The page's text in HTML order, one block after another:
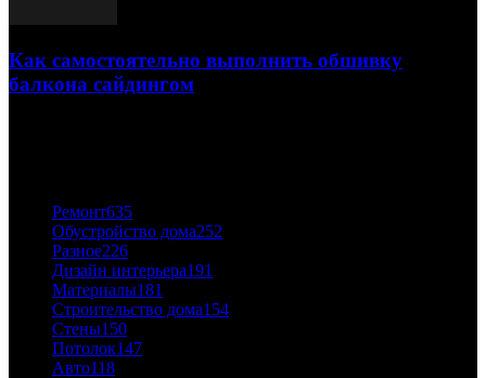
Как самостоятельно выполнить обшивку
балкона сайдингом
Ремонт635
Обустройство дома252
Разное226
Дизайн интерьера191
Материалы181
Строительство дома154
Стены150
Потолок147
Авто118